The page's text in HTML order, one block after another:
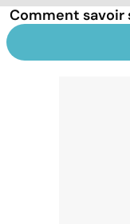
Comment savoir